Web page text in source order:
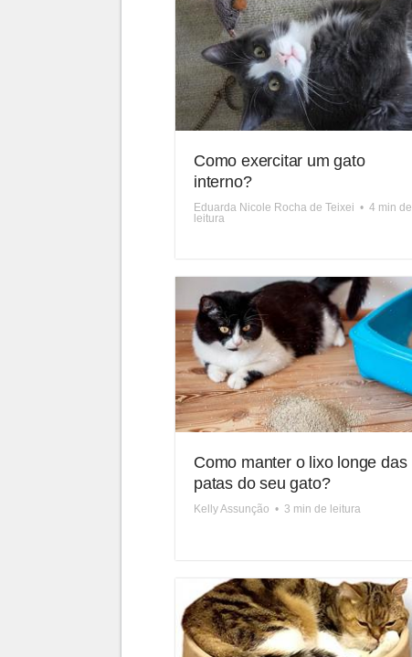
Como exercitar um gato
interno?
Eduarda Nicole Rocha de Teixei • 4 min de
leitura
Como manter o lixo longe das
patas do seu gato?
Kelly Assunção • 3 min de leitura